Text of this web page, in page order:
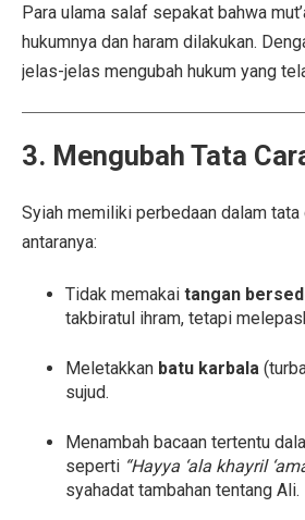
Para ulama salaf sepakat bahwa
hukumnya dan haram dilakukan.
jelas-jelas mengubah hukum yang
3. Mengubah Tata
Syiah memiliki perbedaan dalam tata
antaranya:
Tidak memakai tangan
takbiratul ihram, tetapi
Meletakkan batu karbala
sujud.
Menambah bacaan tertentu
seperti “Hayya ‘ala khayril
syahadat tambahan tentang Ali.